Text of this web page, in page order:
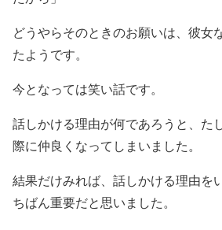
どうやらそのときのお願いは、彼女
たようです。
今となっては笑い話です。
話しかける理由が何であろうと、た
際に仲良くなってしまいました。
結果だけみれば、話しかける理由を
ちばん重要だと思いました。